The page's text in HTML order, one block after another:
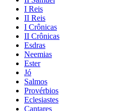
I Reis
II Reis
I Crônicas
II Crônicas
Esdras
Neemias
Ester
Jó
Salmos
Provérbios
Eclesiastes
Cantares